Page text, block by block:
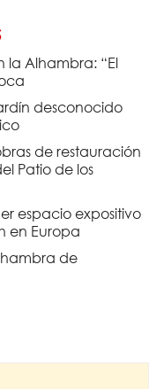
la Alhambra: “El
desconocido
de restauración
Patio de los
espacio expositivo
en Europa
de